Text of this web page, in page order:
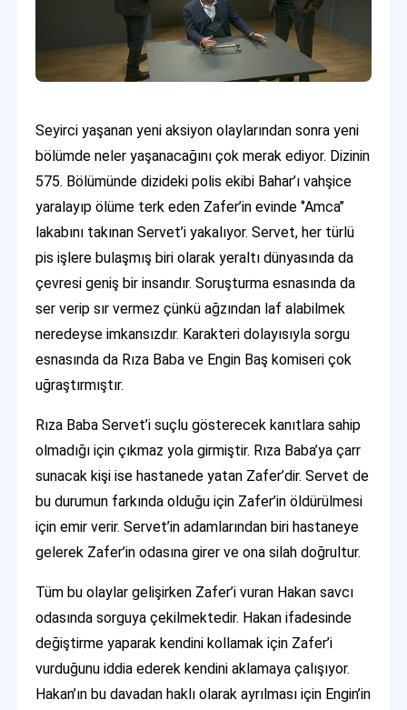
Seyirci yaşanan yeni aksiyon olaylarından sonra yeni
bölümde neler yaşanacağını çok merak ediyor. Dizinin
575. Bölümünde dizideki polis ekibi Bahar’ı vahşice
yaralayıp ölüme terk eden Zafer’in evinde ‘’Amca’’
lakabını takınan Servet’i yakalıyor. Servet, her türlü
pis işlere bulaşmış biri olarak yeraltı dünyasında da
çevresi geniş bir insandır. Soruşturma esnasında da
ser verip sır vermez çünkü ağzından laf alabilmek
neredeyse imkansızdır. Karakteri dolayısıyla sorgu
esnasında da Rıza Baba ve Engin Baş komiseri çok
uğraştırmıştır.
Rıza Baba Servet’i suçlu gösterecek kanıtlara sahip
olmadığı için çıkmaz yola girmiştir. Rıza Baba’ya çarr
sunacak kişi ise hastanede yatan Zafer’dir. Servet de
bu durumun farkında olduğu için Zafer’in öldürülmesi
için emir verir. Servet’in adamlarından biri hastaneye
gelerek Zafer’in odasına girer ve ona silah doğrultur.
Tüm bu olaylar gelişirken Zafer’i vuran Hakan savcı
odasında sorguya çekilmektedir. Hakan ifadesinde
değiştirme yaparak kendini kollamak için Zafer’i
vurduğunu iddia ederek kendini aklamaya çalışıyor.
Hakan’ın bu davadan haklı olarak ayrılması için Engin’in